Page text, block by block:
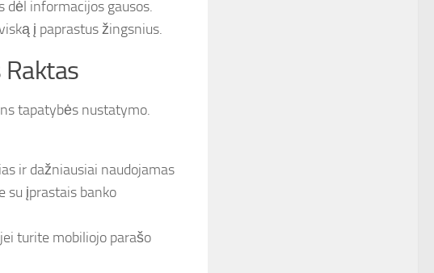
dėl informacijos gausos.
į paprastus žingsnius.
tapatybės nustatymo.
ir dažniausiai naudojamas
su įprastais banko
turite mobiliojo parašo